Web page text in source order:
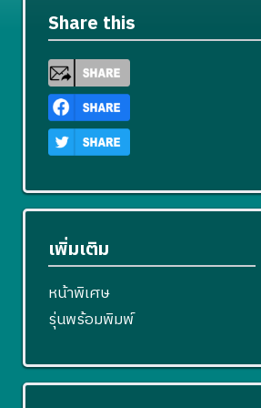
Share this
เพิ่มเติม
หน้าพิเศษ
รุ่นพร้อมพิมพ์